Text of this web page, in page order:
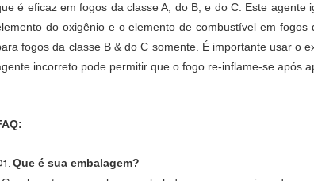
é eficaz em fogos da classe A, do B, e do C. Este
do oxigênio e o elemento de combustível em
fogos da classe B & do C somente. É importante usar o
incorreto pode permitir que o fogo re-inflame-se após
Que é sua embalagem?